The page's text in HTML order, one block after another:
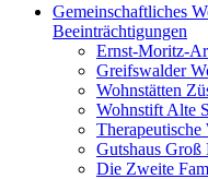
Gemeinschaftliches
Beeinträchtigungen
Ernst-Moritz-
Greifswalder
Wohnstätten
Wohnstift Alte
Therapeutische
Gutshaus Groß
Die Zweite